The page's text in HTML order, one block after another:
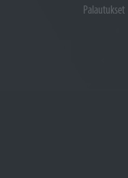
Palautukset